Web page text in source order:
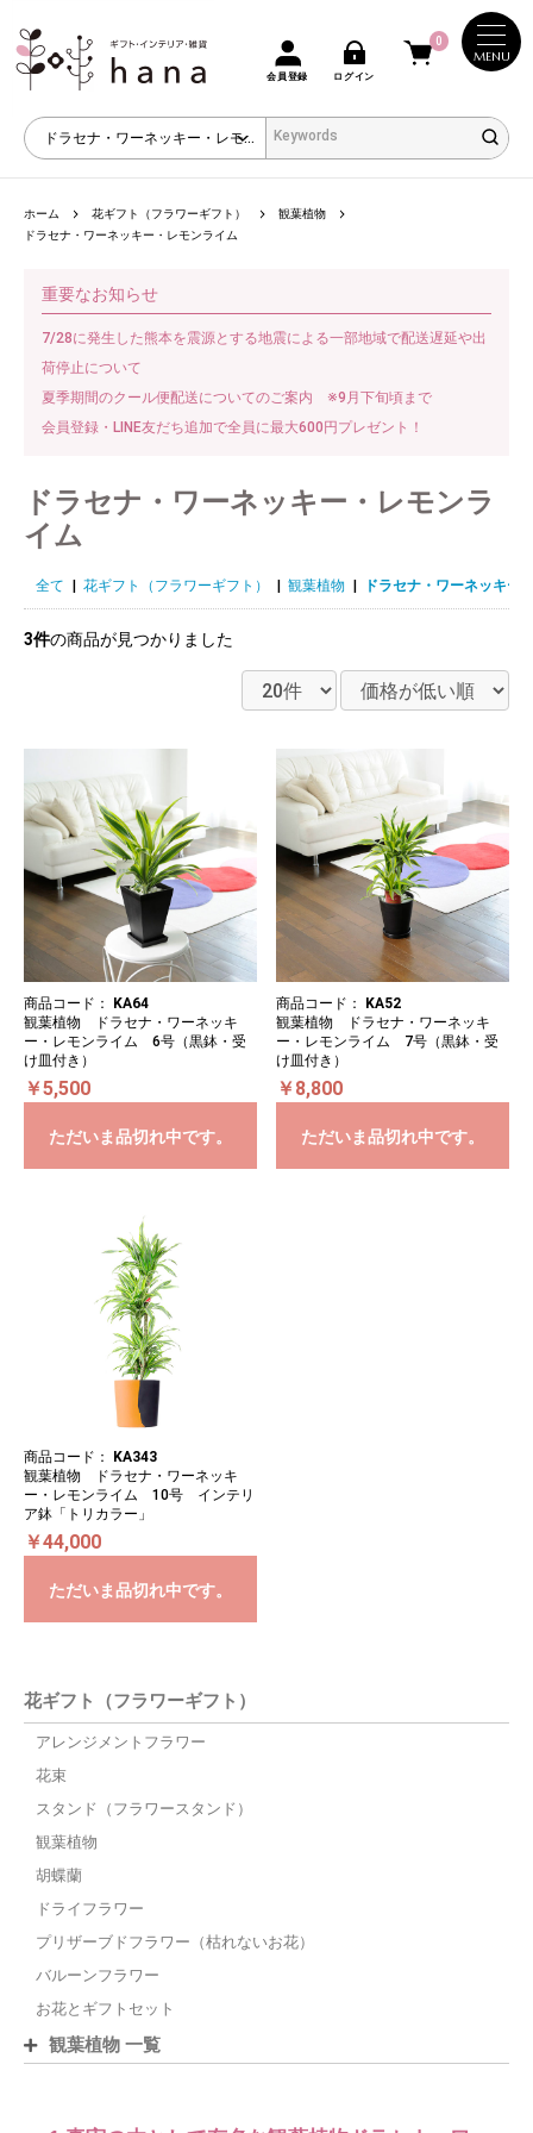
MENU
会員登録 ログイン
0
ホーム 花ギフト（フラワーギフト）
観葉植物
ドラセナ・ワーネッキー・レモンライム
重要なお知らせ
7/28に発生した熊本を震源とする地震による一部地域で配送遅延や出
荷停止について
夏季期間のクール便配送についてのご案内 ※9月下旬頃まで
会員登録・LINE友だち追加で全員に最大600円プレゼント！
ドラセナ・ワーネッキー・レモンラ
イム
全て 花ギフト（フラワーギフト） 観葉植物 ドラセナ・ワーネッキー
3件の商品が見つかりました
商品コード：
KA64
観葉植物 ドラセナ・ワーネッキ
ー・レモンライム 6号（黒鉢・受
け皿付き）
￥5,500
ただいま品切れ中です。
商品コード：
KA52
観葉植物 ドラセナ・ワーネッキ
ー・レモンライム 7号（黒鉢・受
け皿付き）
￥8,800
ただいま品切れ中です。
商品コード：
KA343
観葉植物 ドラセナ・ワーネッキ
ー・レモンライム 10号 インテリ
ア鉢「トリカラー」
￥44,000
ただいま品切れ中です。
花ギフト（フラワーギフト）
アレンジメントフラワー
花束
スタンド（フラワースタンド）
観葉植物
胡蝶蘭
ドライフラワー
プリザーブドフラワー（枯れないお花）
バルーンフラワー
お花とギフトセット
観葉植物 一覧